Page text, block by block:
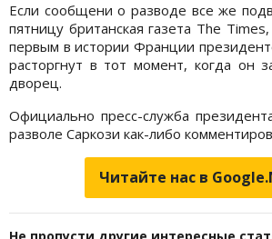
Если сообщени о разводе все же
пятницу британская газета The
первым в истории Франции
расторгнут в тот момент, когда он
дворец.
Официально пресс-служба
разволе Саркози как-либо
Читайте нас в